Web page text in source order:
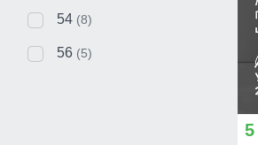
54 (8)
56 (5)
5